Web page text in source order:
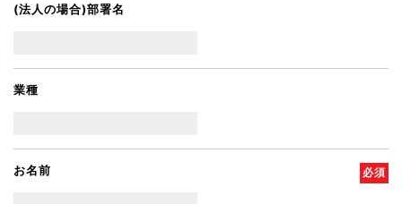
(法人の場合)部署名
業種
お名前 必須